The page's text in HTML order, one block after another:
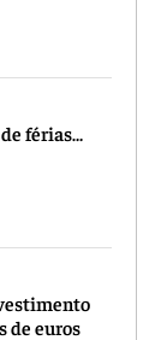
férias…
de euros